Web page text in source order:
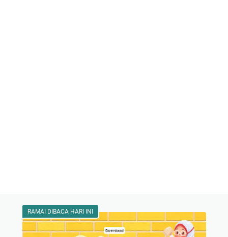
RAMAI DIBACA HARI INI